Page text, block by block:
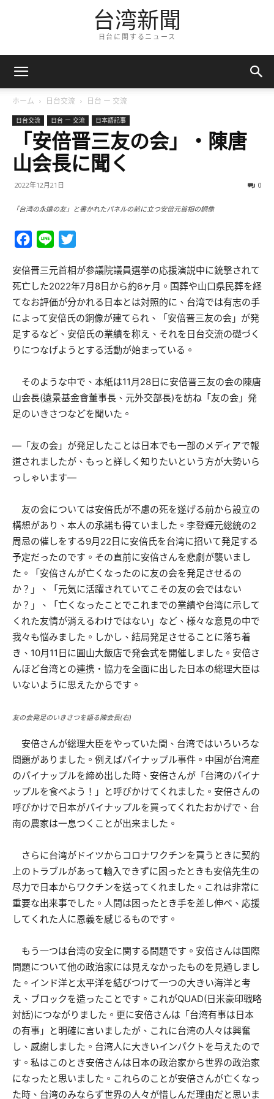
台湾新聞
日台に関するニュース
ホーム 日台交流 日台 ー 交流
日台交流 日台 ー 交流 日本語記事
「安倍晋三友の会」・陳唐
山会長に聞く
2022年12月21日 0
「台湾の永遠の友」と書かれたパネルの前に立つ安倍元首相の銅像
Facebook
Line
安倍晋三元首相が参議院議員選挙の応援演説中に銃撃されて
死亡した2022年7月8日から約6ヶ月。国葬や山口県民葬を経
てなお評価が分かれる日本とは対照的に、台湾では有志の手
によって安倍氏の銅像が建てられ、「安倍晋三友の会」が発
足するなど、安倍氏の業績を称え、それを日台交流の礎づく
りにつなげようとする活動が始まっている。
そのような中で、本紙は11月28日に安倍晋三友の会の陳唐
山会長(遠景基金會董事長、元外交部長)を訪ね「友の会」発
足のいきさつなどを聞いた。
―「友の会」が発足したことは日本でも一部のメディアで報
道されましたが、もっと詳しく知りたいという方が大勢いら
っしゃいます―
友の会については安倍氏が不慮の死を遂げる前から設立の
構想があり、本人の承諾も得ていました。李登輝元総統の2
周忌の催しをする9月22日に安倍氏を台湾に招いて発足する
予定だったのです。その直前に安倍さんを悲劇が襲いまし
た。「安倍さんが亡くなったのに友の会を発足させるの
か？」、「元気に活躍されていてこその友の会ではない
か？」、「亡くなったことでこれまでの業績や台湾に示して
くれた友情が消えるわけではない」など、様々な意見の中で
我々も悩みました。しかし、結局発足させることに落ち着
き、10月11日に圓山大飯店で発会式を開催しました。安倍さ
んほど台湾との連携・協力を全面に出した日本の総理大臣は
いないように思えたからです。
友の会発足のいきさつを語る陳会長(右)
安倍さんが総理大臣をやっていた間、台湾ではいろいろな
問題がありました。例えばパイナップル事件。中国が台湾産
のパイナップルを締め出した時、安倍さんが「台湾のパイナ
ップルを食べよう！」と呼びかけてくれました。安倍さんの
呼びかけで日本がパイナップルを買ってくれたおかげで、台
南の農家は一息つくことが出来ました。
さらに台湾がドイツからコロナワクチンを買うときに契約
上のトラブルがあって輸入できずに困ったときも安倍先生の
尽力で日本からワクチンを送ってくれました。これは非常に
重要な出来事でした。人間は困ったとき手を差し伸べ、応援
してくれた人に恩義を感じるものです。
もう一つは台湾の安全に関する問題です。安倍さんは国際
問題について他の政治家には見えなかったものを見通しまし
た。インド洋と太平洋を結びつけて一つの大きい海洋と考
え、ブロックを造ったことです。これがQUAD(日米豪印戦略
対話)につながりました。更に安倍さんは「台湾有事は日本
の有事」と明確に言いましたが、これに台湾の人々は興奮
し、感謝しました。台湾人に大きいインパクトを与えたので
す。私はこのとき安倍さんは日本の政治家から世界の政治家
になったと思いました。これらのことが安倍さんが亡くなっ
た時、台湾のみならず世界の人々が惜しんだ理由だと思いま